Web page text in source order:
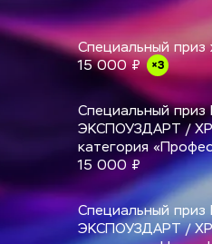
Специальный приз
15 000 ₽
×3
Специальный приз
ЭКСПОУЗДАРТ /
категория
15 000 ₽
Специальный приз
ЭКСПОУЗДАРТ /